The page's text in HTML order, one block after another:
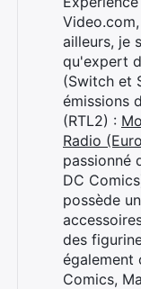
ailleurs, je
qu'expert
(Switch et
émissions
(RTL2) :
Radio
passionné
DC
possède
des
également
Comics,